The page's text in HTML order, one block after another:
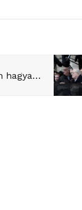
Jean-Marie Le Pen hagyatéka és az új RN (interjú)